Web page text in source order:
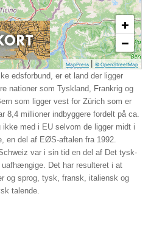
+
−
MapPress © OpenStreetMap
edsforbund, er et land der ligger
nationer som Tyskland, Frankrig og
som ligger vest for Zürich som er
8,4 millioner indbyggere fordelt på ca.
med i EU selvom de ligger midt i
en del af EØS-aftalen fra 1992.
var i sin tid en del af Det tysk-
Det har resulteret i at
og sprog, tysk, fransk, italiensk og
talende.